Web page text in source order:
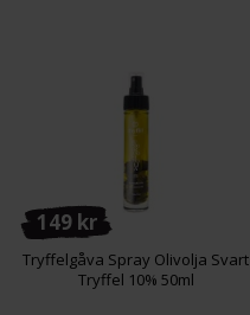
149 kr
Tryffelgåva Spray Olivolja Svart
Tryffel 10% 50ml